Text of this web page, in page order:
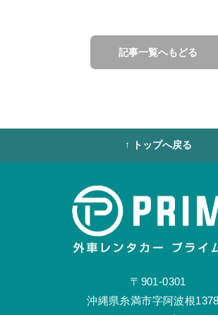
記事一覧へもどる
↑ トップへ戻る
〒901-0301
沖縄県糸満市字阿波根